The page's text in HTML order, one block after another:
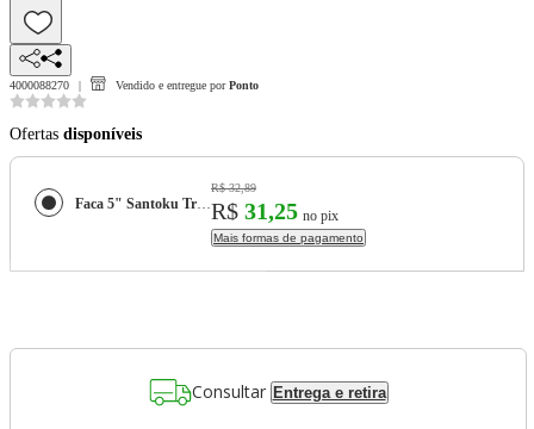
4000088270 Vendido e entregue por Ponto
Ofertas disponíveis
Faca 5" Santoku Tramontina Plenus em Aço Inox - Preto
R$ 32,89
R$ 31,25 no pix
Mais formas de pagamento
Consultar Entrega e retira